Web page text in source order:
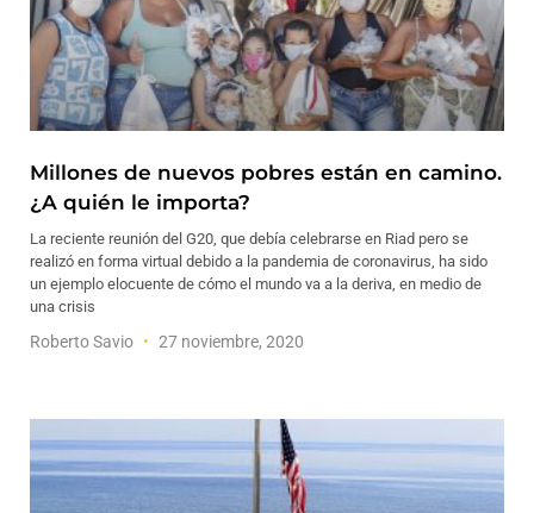
Millones de nuevos pobres están en camino.
¿A quién le importa?
La reciente reunión del G20, que debía celebrarse en Riad pero se
realizó en forma virtual debido a la pandemia de coronavirus, ha sido
un ejemplo elocuente de cómo el mundo va a la deriva, en medio de
una crisis
Roberto Savio 27 noviembre, 2020